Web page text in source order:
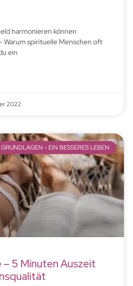
harmonieren können
Warum spirituelle Menschen oft
ein
2022
GRUNDLAGEN - EIN BESSERES LEBEN
5 Minuten Auszeit